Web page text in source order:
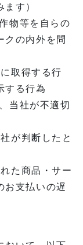
す）
物等を自らの
クの内外を問
取得する行
する行為
当社が不適切
が判断したと
た商品・サー
お支払いの遅